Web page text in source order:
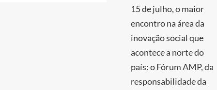
15 de julho, o maior
encontro na área da
inovação social que
acontece a norte do
país: o Fórum AMP, da
responsabilidade da